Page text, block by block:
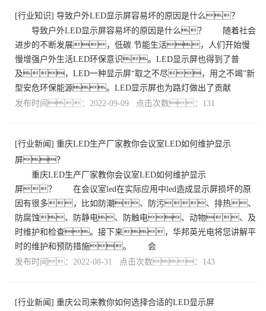
[行业知识] 导致户外LED显示屏容易坏的原因是什么？
导致户外LED显示屏容易坏的原因是什么？ 随着社会
进步的不断发展，低碳.节能生活，人们开始慢
慢增强户外生活LED环保意识。LED显示屏也得到了普
及，LED一种显示屏“取之不尽，用之不竭”新
型安危环保能源。LED显示屏也为路灯做出了贡献
发布时间：2022-09-09 点击次数：131
[行业新闻 ] 重庆LED生产厂家教你会议室LED如何维护显示
屏？
重庆LED生产厂家教你会议室LED如何维护显示
屏？ 在会议室led在实际应用中led造成显示屏损坏的原
因有很多，比如防潮、防污、排热、
防腐蚀、防静电、防触电、动物、及
时维护和检查。接下来，华邦英光电将您讲解平
时的维护和预防措施。 会
发布时间：2022-08-31 点击次数：143
[行业新闻 ] 重庆公司来教你如何选择合适的LED显示屏